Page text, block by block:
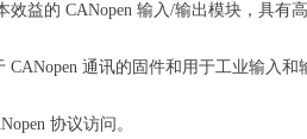
益的 CANopen 输入/输出模块，具有
通讯的固件和用于工业输入
协议访问。